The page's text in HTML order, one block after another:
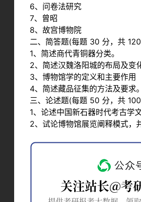
6、问卷法研究
7、曾昭
8、故宫博物院
二、简答题(每题 30 分，共
1、简述商代青铜器分类。
2、简述汉魏洛阳城的布局及变
3、博物馆学的定义和主要作用
4、简述藏品征集的方法及要求。
三、论述题(每题 50 分，共
1、论述中国新石器时代考古学
2、试论博物馆展览阐释模式，